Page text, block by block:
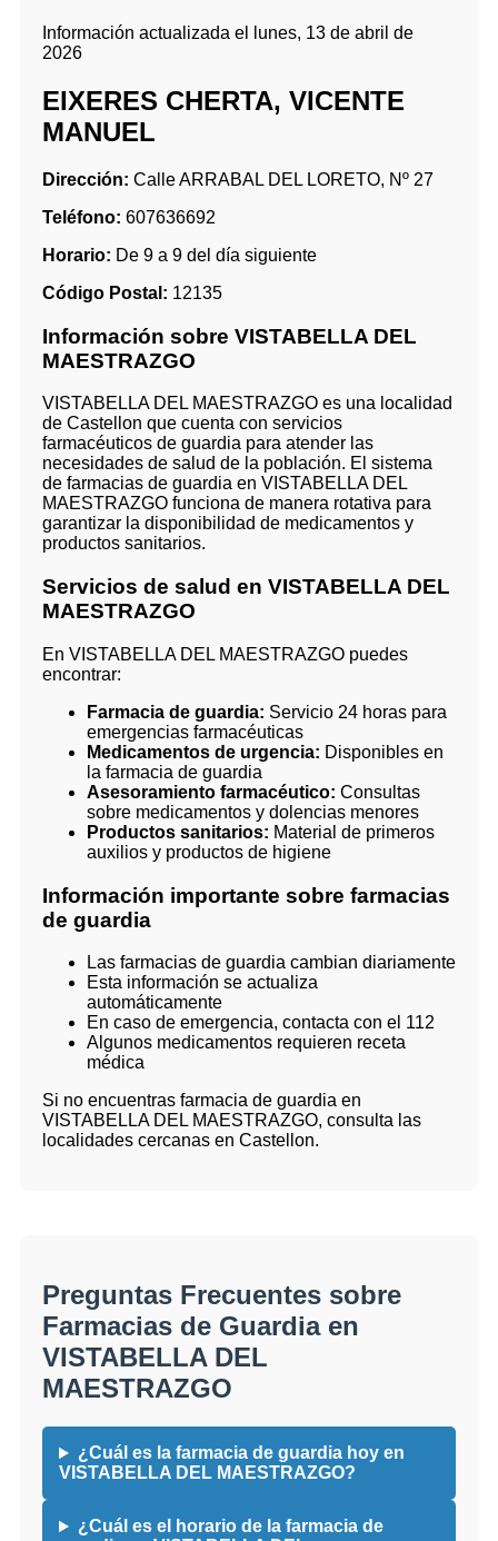
Información actualizada el lunes, 13 de abril de
2026
EIXERES CHERTA, VICENTE
MANUEL
Dirección: Calle ARRABAL DEL LORETO, Nº 27
Teléfono: 607636692
Horario: De 9 a 9 del día siguiente
Código Postal: 12135
Información sobre VISTABELLA DEL
MAESTRAZGO
VISTABELLA DEL MAESTRAZGO es una localidad
de Castellon que cuenta con servicios
farmacéuticos de guardia para atender las
necesidades de salud de la población. El sistema
de farmacias de guardia en VISTABELLA DEL
MAESTRAZGO funciona de manera rotativa para
garantizar la disponibilidad de medicamentos y
productos sanitarios.
Servicios de salud en VISTABELLA DEL
MAESTRAZGO
En VISTABELLA DEL MAESTRAZGO puedes
encontrar:
Farmacia de guardia: Servicio 24 horas para
emergencias farmacéuticas
Medicamentos de urgencia: Disponibles en
la farmacia de guardia
Asesoramiento farmacéutico: Consultas
sobre medicamentos y dolencias menores
Productos sanitarios: Material de primeros
auxilios y productos de higiene
Información importante sobre farmacias
de guardia
Las farmacias de guardia cambian diariamente
Esta información se actualiza
automáticamente
En caso de emergencia, contacta con el 112
Algunos medicamentos requieren receta
médica
Si no encuentras farmacia de guardia en
VISTABELLA DEL MAESTRAZGO, consulta las
localidades cercanas en Castellon.
Preguntas Frecuentes sobre
Farmacias de Guardia en
VISTABELLA DEL
MAESTRAZGO
¿Cuál es la farmacia de guardia hoy en
VISTABELLA DEL MAESTRAZGO?
¿Cuál es el horario de la farmacia de